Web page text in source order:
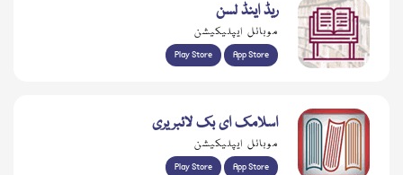
ریڈ اینڈ لسن
موبائل ایپلیکیشن
Play Store App Store
اسلامک ای بک لائبریری
موبائل ایپلیکیشن
Play Store App Store